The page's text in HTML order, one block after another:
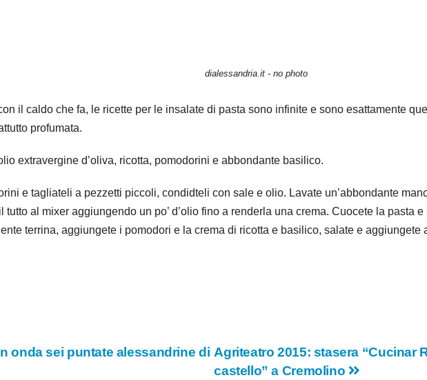
dialessandria.it - no photo
il caldo che fa, le ricette per le insalate di pasta sono infinite e sono esattamente
profumata.
extravergine d’oliva, ricotta, pomodorini e abbondante basilico.
e tagliateli a pezzetti piccoli, condidteli con sale e olio. Lavate un’abbondante
al mixer aggiungendo un po’ d’olio fino a renderla una crema. Cuocete la pasta
terrina, aggiungete i pomodori e la crema di ricotta e basilico, salate e aggiungete
Agriteatro 2015: stasera “Cucinar
castello” a Cremolino
onda sei puntate alessandrine di